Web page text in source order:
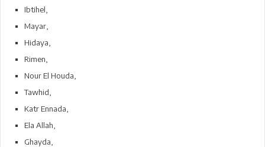
Ibtihel,
Mayar,
Hidaya,
Rimen,
Nour El Houda,
Tawhid,
Katr Ennada,
Ela Allah,
Ghayda,